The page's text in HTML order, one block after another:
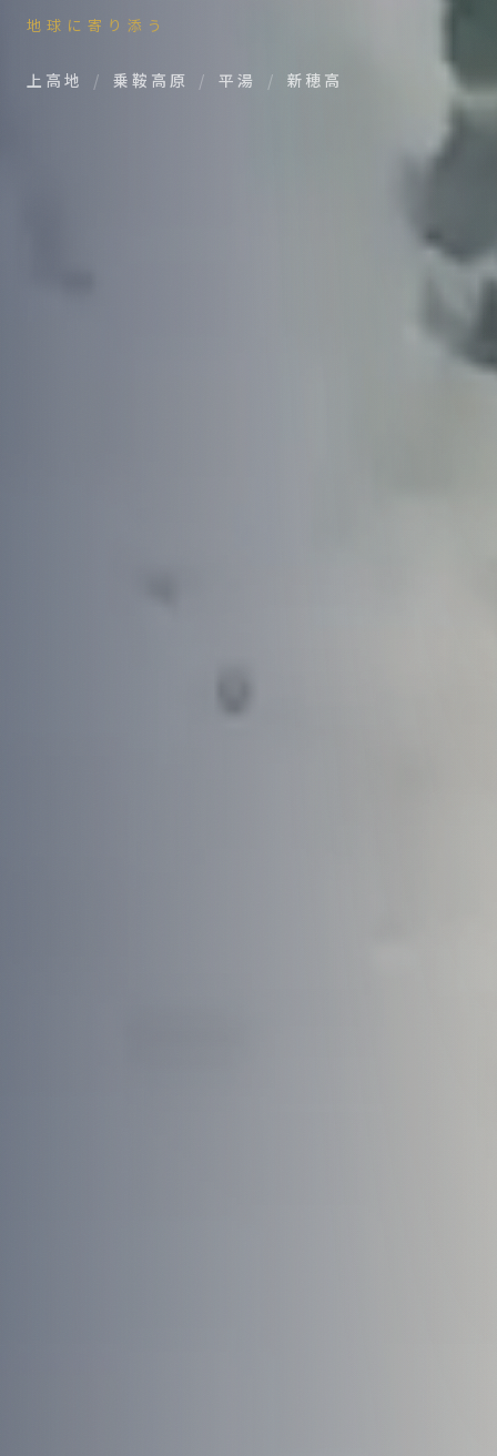
地球に寄り添う
上高地 乗鞍高原 平湯 新穂高